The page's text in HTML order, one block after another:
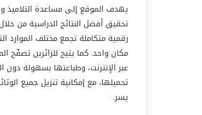
يهدف الموقع إلى مساعدة التلاميذ
تحقيق أفضل النتائج الدراسية من
رقمية متكاملة تجمع مختلف الموارد
مكان واحد. كما يتيح للزائرين تصفّح
عبر الإنترنت، وطباعتها بسهولة دون
تحميلها، مع إمكانية تنزيل جميع
يسر.